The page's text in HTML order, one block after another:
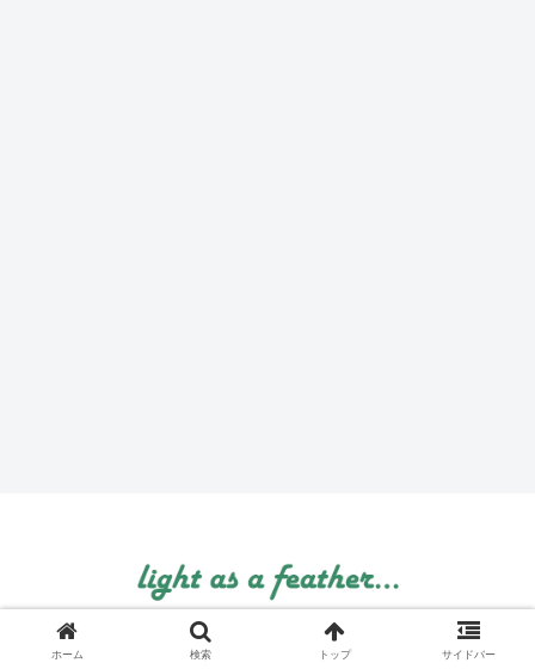
© 1999 light as a feather....
ホーム 検索 トップ サイドバー